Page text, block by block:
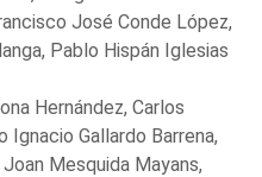
José Conde López,
Pablo Hispán Iglesias
Hernández, Carlos
Ignacio Gallardo Barrena,
Mesquida Mayans,